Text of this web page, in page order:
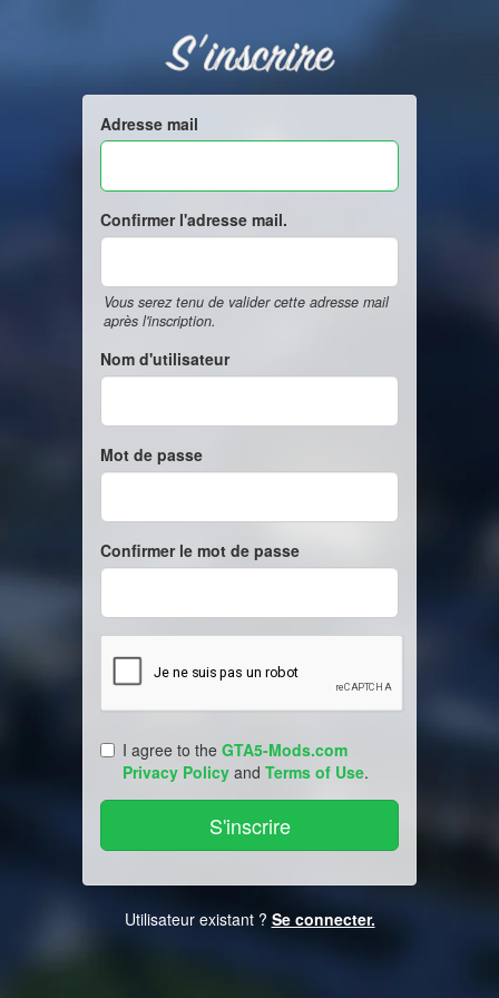
S'inscrire
Adresse mail
Confirmer l'adresse mail.
Vous serez tenu de valider cette adresse mail
après l'inscription.
Nom d'utilisateur
Mot de passe
Confirmer le mot de passe
I agree to the GTA5-Mods.com
Privacy Policy and Terms of Use.
Utilisateur existant ? Se connecter.